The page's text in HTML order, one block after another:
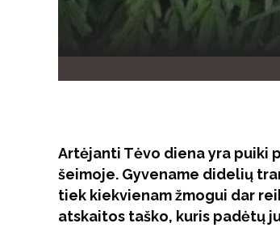
Artėjanti Tėvo diena yra puiki
šeimoje. Gyvename didelių
tiek kiekvienam žmogui dar
atskaitos taško, kuris padėtų